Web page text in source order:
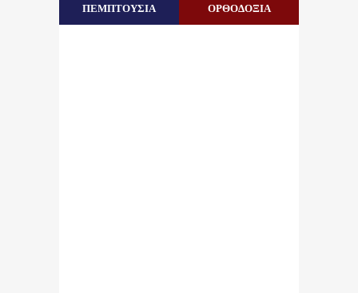
ΠΕΜΠΤΟΥΣΙΑ ΟΡΘΟΔΟΞΙΑ